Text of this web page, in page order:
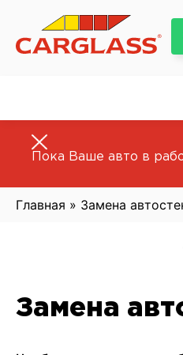
content
Пока Ваше авто в
Главная » Замена
Замена